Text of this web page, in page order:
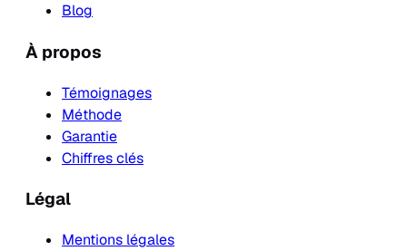
Blog
À propos
Témoignages
Méthode
Garantie
Chiffres clés
Légal
Mentions légales